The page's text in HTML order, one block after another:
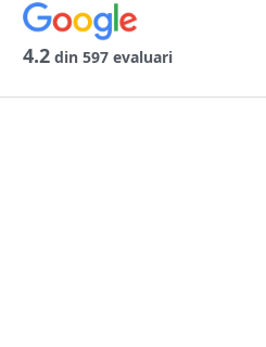
4.2 din 597 evaluari